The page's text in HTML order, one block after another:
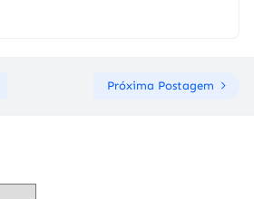
Próxima Postagem